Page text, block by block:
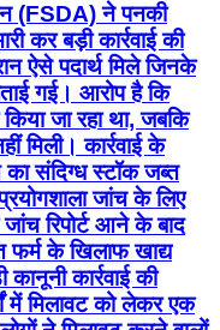
(FSDA) ने पनकी
कर बड़ी कार्रवाई की
ऐसे पदार्थ मिले जिनके
गई। आरोप है कि
जा रहा था, जबकि
मिली। कार्रवाई के
का संदिग्ध स्टॉक जब्त
जांच के लिए
रिपोर्ट आने के बाद
फर्म के खिलाफ खाद्य
कार्रवाई की
में मिलावट को लेकर एक